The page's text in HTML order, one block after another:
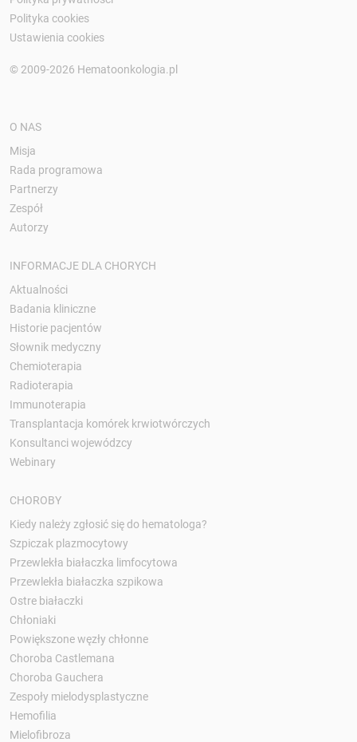
Polityka cookies
Ustawienia cookies
© 2009-2026 Hematoonkologia.pl
O NAS
Misja
Rada programowa
Partnerzy
Zespół
Autorzy
INFORMACJE DLA CHORYCH
Aktualności
Badania kliniczne
Historie pacjentów
Słownik medyczny
Chemioterapia
Radioterapia
Immunoterapia
Transplantacja komórek krwiotwórczych
Konsultanci wojewódzcy
Webinary
CHOROBY
Kiedy należy zgłosić się do hematologa?
Szpiczak plazmocytowy
Przewlekła białaczka limfocytowa
Przewlekła białaczka szpikowa
Ostre białaczki
Chłoniaki
Powiększone węzły chłonne
Choroba Castlemana
Choroba Gauchera
Zespoły mielodysplastyczne
Hemofilia
Mielofibroza